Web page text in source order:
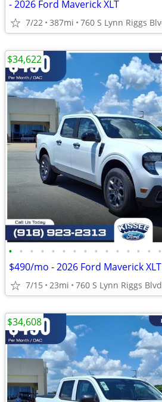
- 2026 Ford Maverick XLT
7/22 387mi
• • • • • • • • • • • • • • •
$490/mo - 2026 Ford Maverick XLT
7/15 23mi
$34,622
$34,608